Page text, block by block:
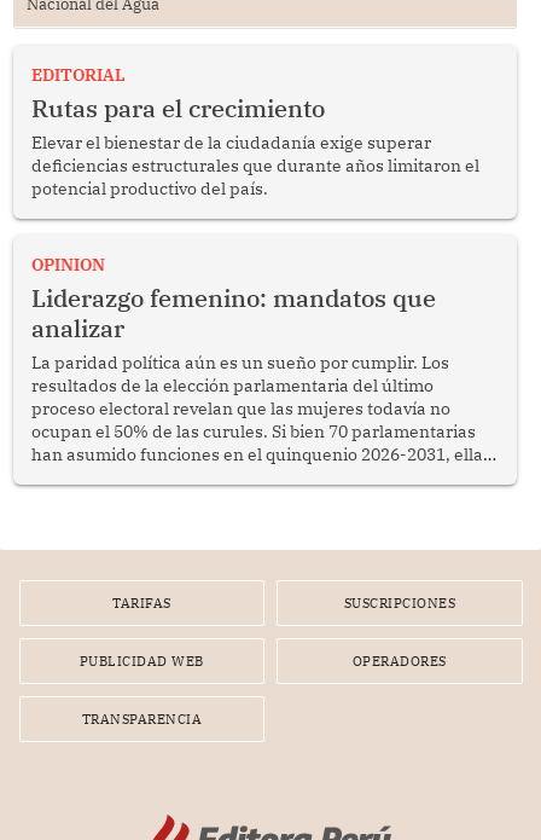
EDITORIAL
Rutas para el crecimiento
Elevar el bienestar de la ciudadanía exige superar
deficiencias estructurales que durante años limitaron el
potencial productivo del país.
OPINION
Liderazgo femenino: mandatos que
analizar
La paridad política aún es un sueño por cumplir. Los
resultados de la elección parlamentaria del último
proceso electoral revelan que las mujeres todavía no
ocupan el 50% de las curules. Si bien 70 parlamentarias
han asumido funciones en el quinquenio 2026-2031, ellas
TARIFAS SUSCRIPCIONES
PUBLICIDAD WEB OPERADORES
TRANSPARENCIA